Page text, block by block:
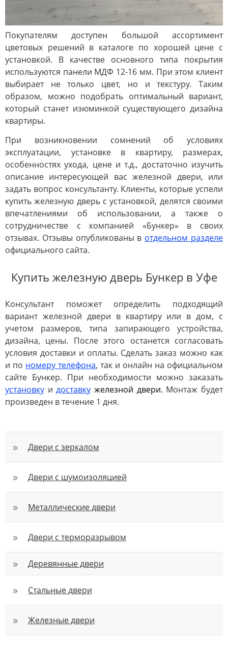
Покупателям доступен большой ассортимент
цветовых решений в каталоге по хорошей цене с
установкой. В качестве основного типа покрытия
используются панели МДФ 12-16 мм. При этом клиент
выбирает не только цвет, но и текстуру. Таким
образом, можно подобрать оптимальный вариант,
который станет изюминкой существующего дизайна
квартиры.
При возникновении сомнений об условиях
эксплуатации, установке в квартиру, размерах,
особенностях ухода, цене и т.д., достаточно изучить
описание интересующей вас железной двери, или
задать вопрос консультанту. Клиенты, которые успели
купить железную дверь с установкой, делятся своими
впечатлениями об использовании, а также о
сотрудничестве с компанией «Бункер» в своих
отзывах. Отзывы опубликованы в отдельном разделе
официального сайта.
Купить железную дверь Бункер в Уфе
Консультант поможет определить подходящий
вариант железной двери в квартиру или в дом, с
учетом размеров, типа запирающего устройства,
дизайна, цены. После этого останется согласовать
условия доставки и оплаты. Сделать заказ можно как
и по номеру телефона, так и онлайн на официальном
сайте Бункер. При необходимости можно заказать
установку идоставку железной двери. Монтаж будет
произведен в течение 1 дня.
Двери с зеркалом
Двери с шумоизоляцией
Металлические двери
Двери с терморазрывом
Деревянные двери
Стальные двери
Железные двери